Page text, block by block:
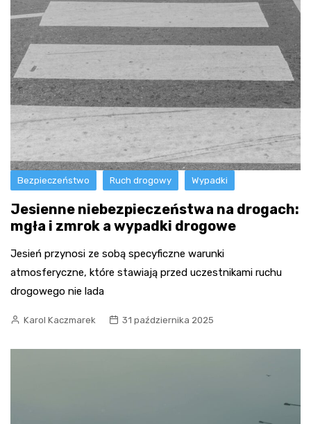
Bezpieczeństwo Ruch drogowy Wypadki
Jesienne niebezpieczeństwa na drogach:
mgła i zmrok a wypadki drogowe
Jesień przynosi ze sobą specyficzne warunki
atmosferyczne, które stawiają przed uczestnikami ruchu
drogowego nie lada
Karol Kaczmarek 31 października 2025